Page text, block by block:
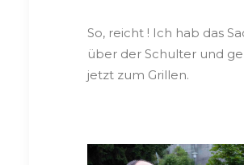
So, reicht ! Ich hab das
über der Schulter und
jetzt zum Grillen.